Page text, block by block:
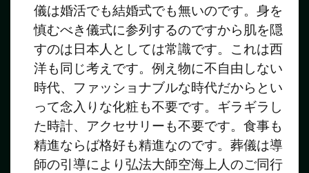
儀は婚活でも結婚式でも無いのです。身を
慎むべき儀式に参列するのですから肌を隠
すのは日本人としては常識です。これは西
洋も同じ考えです。例え物に不自由しない
時代、ファッショナブルな時代だからとい
って念入りな化粧も不要です。ギラギラし
た時計、アクセサリーも不要です。食事も
精進ならば格好も精進なのです。葬儀は導
師の引導により弘法大師空海上人のご同行